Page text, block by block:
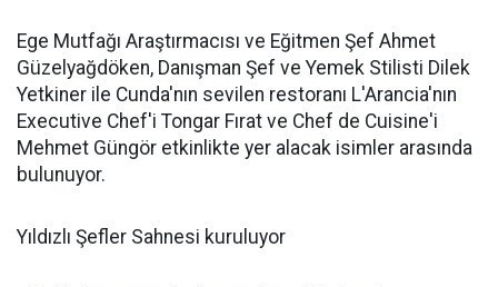
Ege Mutfağı Araştırmacısı ve Eğitmen Şef Ahmet
Güzelyağdöken, Danışman Şef ve Yemek Stilisti Dilek
Yetkiner ile Cunda'nın sevilen restoranı L'Arancia'nın
Executive Chef'i Tongar Fırat ve Chef de Cuisine'i
Mehmet Güngör etkinlikte yer alacak isimler arasında
bulunuyor.
Yıldızlı Şefler Sahnesi kuruluyor